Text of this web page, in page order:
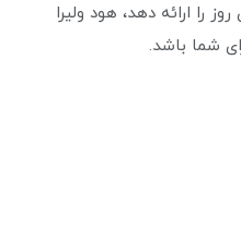
را ارائه دهد، هود ولیرا
شما باشد.